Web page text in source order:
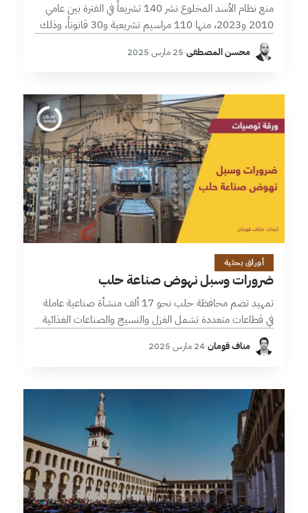
منع نظام الأسد المخلوع نشر 140 تشريعاً في الفترة بين عامي
2010 و2023، منها 110 مراسيم تشريعية و30 قانوناً، وذلك
بحسب دراسة سابقة في مركز عمران حملت عنوان “النفاذ
للتشريعات.. حق…
محسن المصطفى·25 مارس 2025
10 دقائق
أوراق بحثية
ضرورات وسبل نهوض صناعة حلب
تمهيد تضم محافظة حلب نحو 17 ألف منشأة صناعية عاملة
في قطاعات متعددة تشمل الغزل والنسيج والصناعات الغذائية
والمعدنية والكيميائية وغيرها، موزعة على مناطق ومدن صناعية
عدّة. وقد أسفرت الأزمات…
مناف قومان·24 مارس 2025